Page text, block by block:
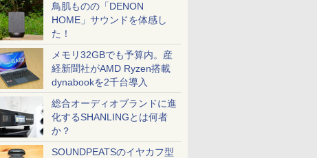
鳥肌ものの「DENON
HOME」サウンドを体感し
た！
メモリ32GBでも予算内。産
経新聞社がAMD Ryzen搭載
dynabookを2千台導入
総合オーディオブランドに進
化するSHANLINGとは何者
か？
SOUNDPEATSのイヤカフ型